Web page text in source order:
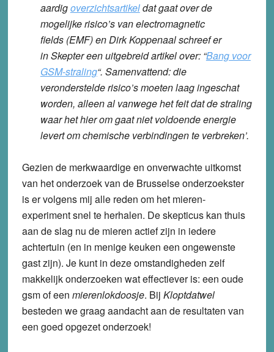
aardigoverzichtsartikeldat gaat over de
mogelijke risico’s van electromagnetic
fields (EMF) en Dirk Koppenaal schreef er
in Skepter een uitgebreid artikel over: “Bang voor
GSM-straling“. Samenvattend: die
veronderstelde risico’s moeten laag ingeschat
worden, alleen al vanwege het feit dat de straling
waar het hier om gaat niet voldoende energie
levert om chemische verbindingen te verbreken’.
Gezien de merkwaardige en onverwachte uitkomst
van het onderzoek van de Brusselse onderzoekster
is er volgens mij alle reden om het mieren-
experiment snel te herhalen. De skepticus kan thuis
aan de slag nu de mieren actief zijn in iedere
achtertuin (en in menige keuken een ongewenste
gast zijn). Je kunt in deze omstandigheden zelf
makkelijk onderzoeken wat effectiever is: een oude
gsm of een mierenlokdoosje. Bij Kloptdatwel
besteden we graag aandacht aan de resultaten van
een goed opgezet onderzoek!